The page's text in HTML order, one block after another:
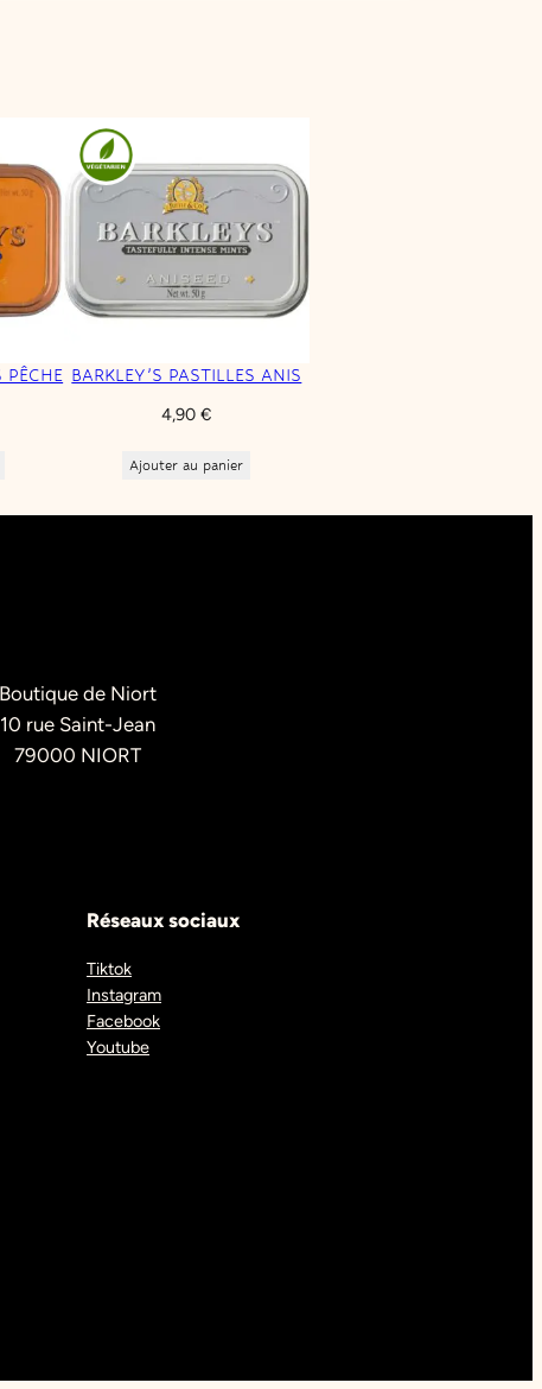
PÊCHE BARKLEY’S PASTILLES ANIS
4,90 €
Ajouter au panier
Boutique de Niort
10 rue Saint-Jean
79000 NIORT
Réseaux sociaux
Tiktok
Instagram
Facebook
Youtube